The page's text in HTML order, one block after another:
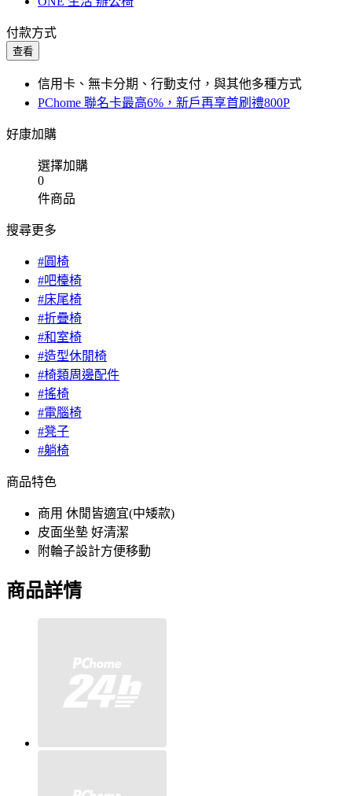
付款方式
查看
信用卡、無卡分期、行動支付，與其他多種方式
PChome 聯名卡最高6%，新戶再享首刷禮800P
好康加購
選擇加購
0
件商品
搜尋更多
#圓椅
#吧檯椅
#床尾椅
#折疊椅
#和室椅
#造型休閒椅
#椅類周邊配件
#搖椅
#電腦椅
#凳子
#躺椅
商品特色
商用 休閒皆適宜(中矮款)
皮面坐墊 好清潔
附輪子設計方便移動
商品詳情